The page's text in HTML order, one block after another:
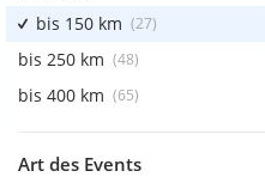
bis 150 km (27)
bis 250 km (48)
bis 400 km (65)
Art des Events